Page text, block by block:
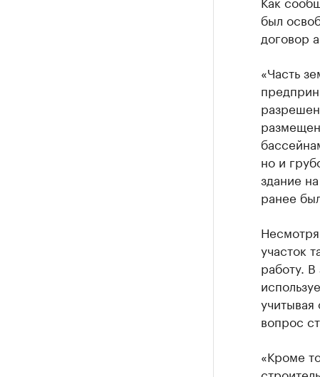
был
договор
«Часть
но и
здание
ранее
участок
работу.
учитывая
вопрос
«Кроме